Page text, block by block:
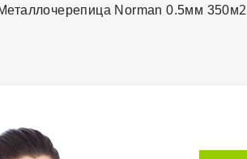
Norman 0.5мм 350м2